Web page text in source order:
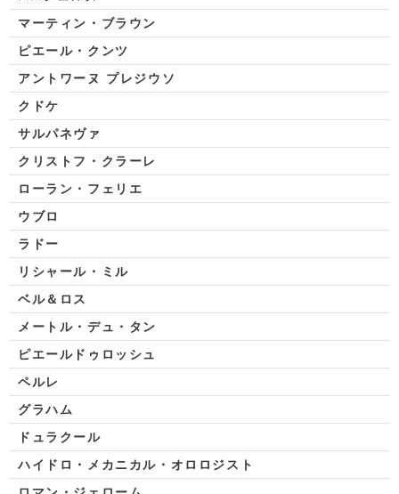
マーティン・ブラウン
ピエール・クンツ
アントワーヌ プレジウソ
クドケ
サルパネヴァ
クリストフ・クラーレ
ローラン・フェリエ
ウブロ
ラドー
リシャール・ミル
ベル＆ロス
メートル・デュ・タン
ピエールドゥロッシュ
ペルレ
グラハム
ドュラクール
ハイドロ・メカニカル・オロロジスト